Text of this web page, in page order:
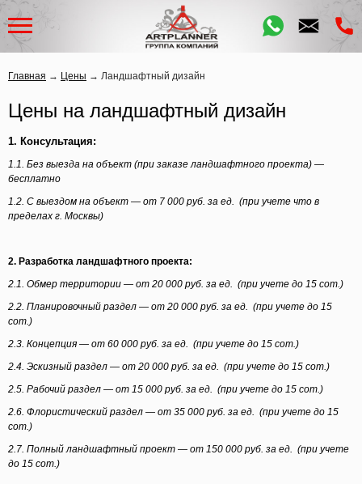
Главная → Цены → Ландшафтный дизайн
Цены на ландшафтный дизайн
1. Консультация:
1.1. Без выезда на объект (при заказе ландшафтного проекта) —
бесплатно
1.2. С выездом на объект — от 7 000 руб. за ед. (при учете что в
пределах г. Москвы)
2. Разработка ландшафтного проекта:
2.1. Обмер территории — от 20 000 руб. за ед. (при учете до 15 сот.)
2.2. Планировочный раздел — от 20 000 руб. за ед. (при учете до 15
сот.)
2.3. Концепция — от 60 000 руб. за ед. (при учете до 15 сот.)
2.4. Эскизный раздел — от 20 000 руб. за ед. (при учете до 15 сот.)
2.5. Рабочий раздел — от 15 000 руб. за ед. (при учете до 15 сот.)
2.6. Флористический раздел — от 35 000 руб. за ед. (при учете до 15
сот.)
2.7. Полный ландшафтный проект — от 150 000 руб. за ед. (при учете
до 15 сот.)